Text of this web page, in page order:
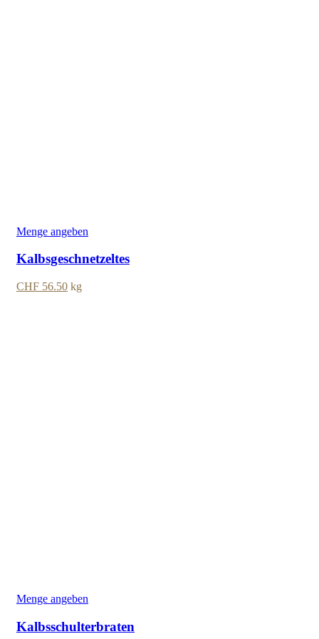
Menge angeben
Kalbsgeschnetzeltes
CHF 56.50 kg
Menge angeben
Kalbsschulterbraten